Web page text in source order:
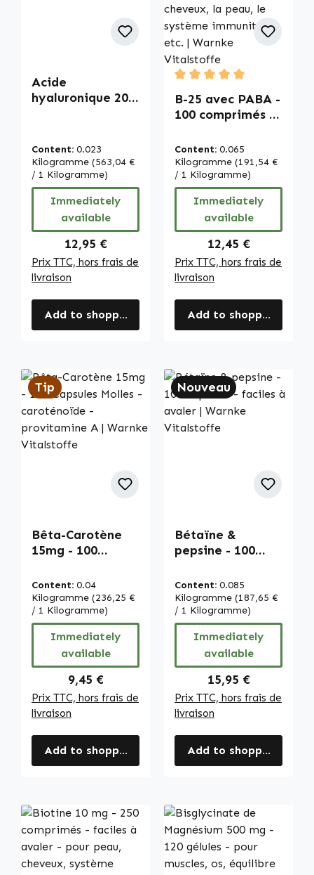
Acide
hyaluronique 200
végan | Warnke
Vitalstoffe
Content: 0.023
Kilogramme (563,04 €
/ 1 Kilogramme)
Immediately
available
Regular price:
12,95 €
Prix TTC, hors frais de
livraison
Add to shopping cart
Average rating of 5 out
B-25 avec PABA -
100 comprimés -
avec biotine,
vitamine B12 etc.
- pour l’énergie,
les cheveux, la
peau, le système
immunitaire etc. |
Warnke
Vitalstoffe
Content: 0.065
Kilogramme (191,54 €
/ 1 Kilogramme)
Immediately
available
Regular price:
12,45 €
Prix TTC, hors frais de
livraison
Add to shopping cart
Tip
Bêta-Carotène
15mg - 100
caroténoïde -
provitamine A |
Warnke
Vitalstoffe
Content: 0.04
Kilogramme (236,25 €
/ 1 Kilogramme)
Immediately
available
Regular price:
9,45 €
Prix TTC, hors frais de
livraison
Add to shopping cart
Nouveau
Bétaïne &
pepsine - 100
à avaler | Warnke
Vitalstoffe
Content: 0.085
Kilogramme (187,65 €
/ 1 Kilogramme)
Immediately
available
Regular price:
15,95 €
Prix TTC, hors frais de
livraison
Add to shopping cart